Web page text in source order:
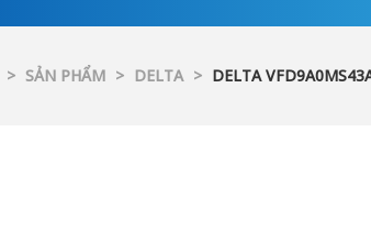
> SẢN PHẨM > DELTA > DELTA